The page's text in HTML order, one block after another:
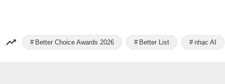
Better Choice Awards 2026 Better List nhạc AI